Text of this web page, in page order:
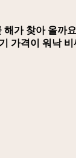
가 찾아 올
가격이 워낙